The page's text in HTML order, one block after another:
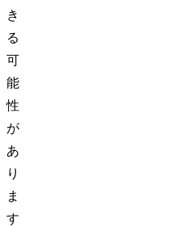
き
る
可
能
性
が
あ
り
ま
す